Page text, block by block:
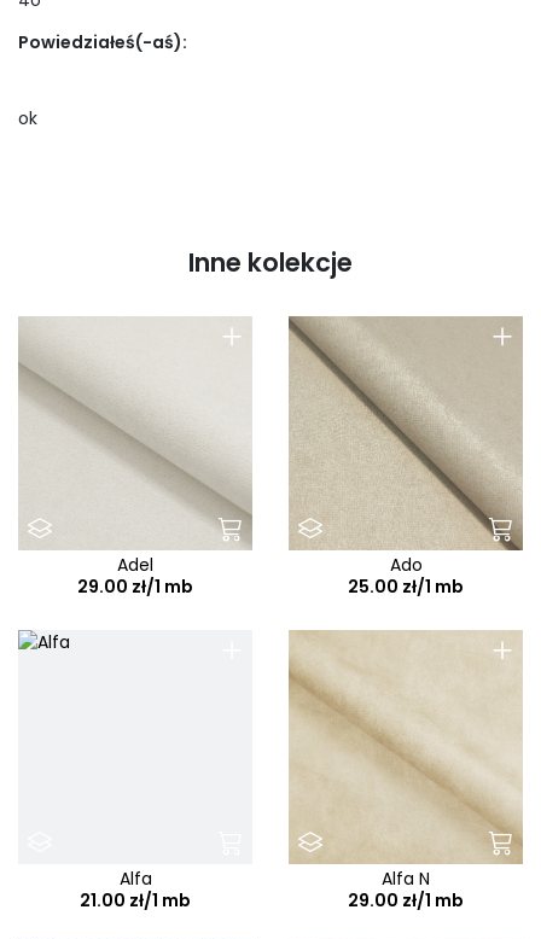
Powiedziałeś(-aś):
ok
Inne kolekcje
+
Adel
29.00 zł/1 mb
+
Ado
25.00 zł/1 mb
Alfa
21.00 zł/1 mb
+
Alfa N
29.00 zł/1 mb